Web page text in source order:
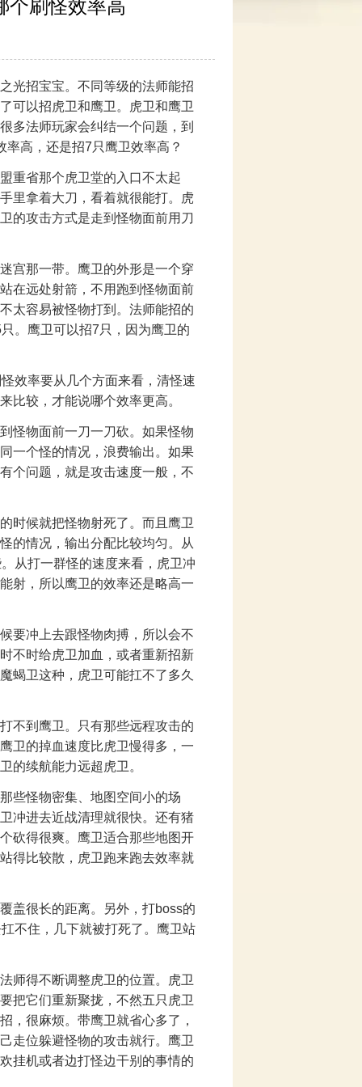
个刷怪效率高
光招宝宝。不同等级的法师能招
可以招虎卫和鹰卫。虎卫和鹰卫
多法师玩家会纠结一个问题，到
高，还是招7只鹰卫效率高？
省那个虎卫堂的入口不太起
里拿着大刀，看着就很能打。虎
的攻击方式是走到怪物面前用刀
那一带。鹰卫的外形是一个穿
在远处射箭，不用跑到怪物面前
太容易被怪物打到。法师能招的
。鹰卫可以招7只，因为鹰卫的
率要从几个方面来看，清怪速
比较，才能说哪个效率更高。
物面前一刀一刀砍。如果怪物
一个怪的情况，浪费输出。如果
个问题，就是攻击速度一般，不
候就把怪物射死了。而且鹰卫
的情况，输出分配比较均匀。从
从打一群怪的速度来看，虎卫冲
射，所以鹰卫的效率还是略高一
冲上去跟怪物肉搏，所以会不
不时给虎卫加血，或者重新招新
蝎卫这种，虎卫可能扛不了多久
到鹰卫。只有那些远程攻击的
卫的掉血速度比虎卫慢得多，一
的续航能力远超虎卫。
怪物密集、地图空间小的场
冲进去近战清理就很快。还有猪
砍得很爽。鹰卫适合那些地图开
得比较散，虎卫跑来跑去效率就
很长的距离。另外，打boss的
不住，几下就被打死了。鹰卫站
得不断调整虎卫的位置。虎卫
把它们重新聚拢，不然五只虎卫
，很麻烦。带鹰卫就省心多了，
走位躲避怪物的攻击就行。鹰卫
挂机或者边打怪边干别的事情的